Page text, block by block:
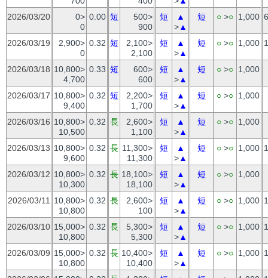
2026/03/20
0>
0
0.00 短
500>
900
短
▲
>▲
短 ○ >○ 1,000
2026/03/19
2,900>
0
0.32 短
2,100>
2,100
短
▲
>▲
短 ○ >○ 1,000
2026/03/18 10,800>
4,700
0.33 短
600>
600
短
▲
>▲
短 ○ >○ 1,000
2026/03/17 10,800>
9,400
0.32 短
2,200>
1,700
短
▲
>▲
短 ○ >○ 1,000
2026/03/16 10,800>
10,500
0.32 長
2,600>
1,100
短
▲
>▲
短 ○ >○ 1,000
2026/03/13 10,800>
9,600
0.32 長 11,300>
11,300
短
▲
>▲
短 ○ >○ 1,000
2026/03/12 10,800>
10,300
0.32 長 18,100>
18,100
短
▲
>▲
短 ○ >○ 1,000
2026/03/11
10,800>
10,800
0.32 長
2,600>
100
短
▲
>▲
短 ○ >○ 1,000
2026/03/10 15,000>
10,800
0.32 長
5,300>
5,300
短
▲
>▲
短 ○ >○ 1,000
2026/03/09 15,000>
10,800
0.32 長 10,400>
10,400
短
▲
>▲
短 ○ >○ 1,000